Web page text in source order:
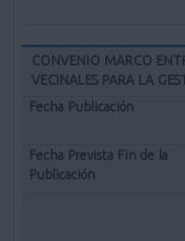
CONVENIO MARCO
VECINALES PARA LA